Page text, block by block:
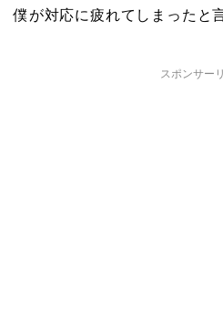
僕が対応に疲れてしまったと
スポンサー